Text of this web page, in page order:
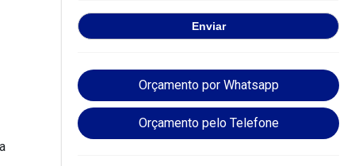
Orçamento por Whatsapp
Orçamento pelo Telefone